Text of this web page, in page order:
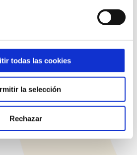
todas las cookies
la selección
Rechazar
de Familia
acompañar con sentido común